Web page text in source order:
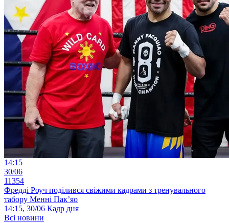
14:15
30/06
11354
Фредді Роуч поділився свіжими кадрами з тренувального
табору Менні Пак’яо
14:15, 30/06 Кадр дня
Всі новини